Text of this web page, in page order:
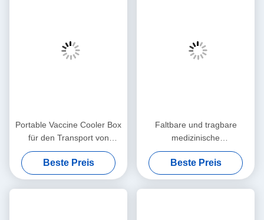
Portable Vaccine Cooler Box
für den Transport von
medizinischem Blut 17L 42L
82L 125L
Beste Preis
Faltbare und tragbare
medizinische
Impfkühltasche-/
große Kapazität
Beste Preis